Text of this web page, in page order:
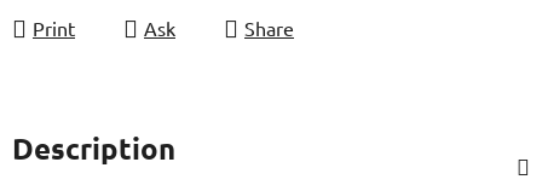
Print Ask Share
Description